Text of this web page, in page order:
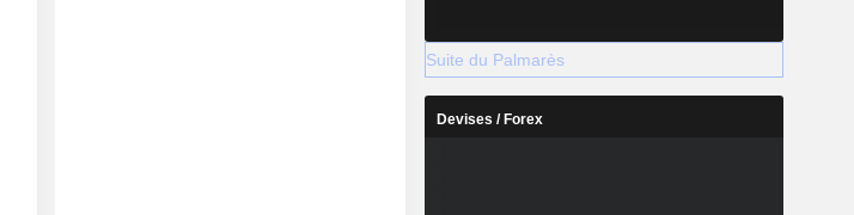
Suite du Palmarès
Devises / Forex